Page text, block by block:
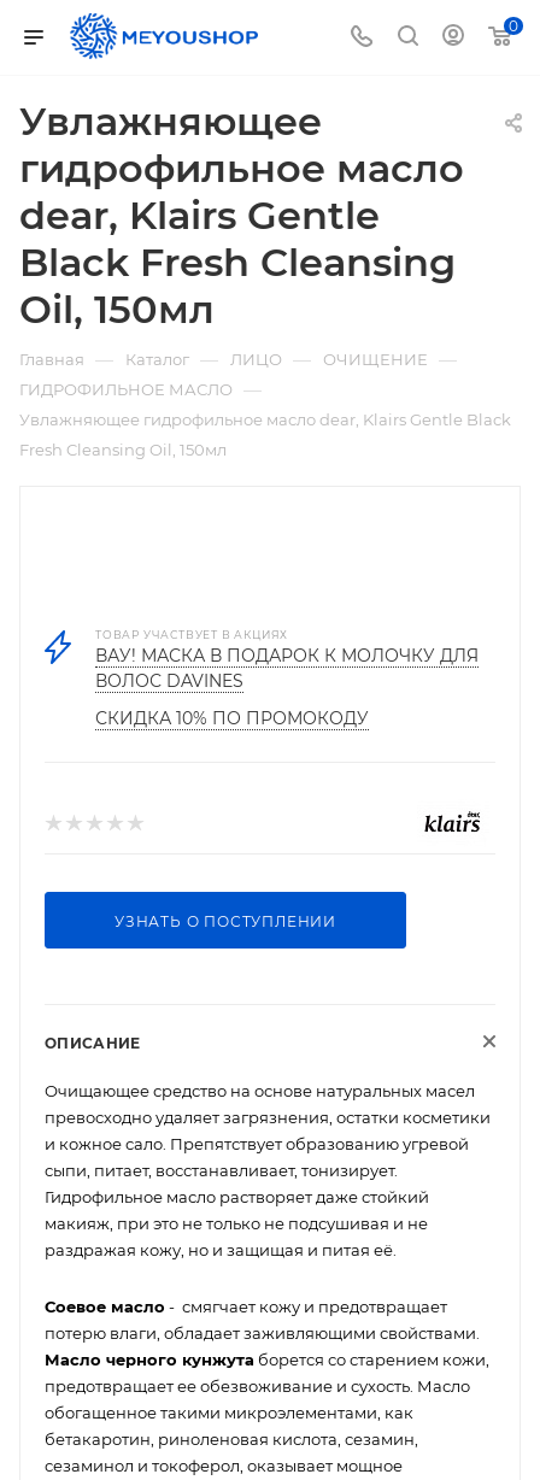
0
Увлажняющее
гидрофильное масло
dear, Klairs Gentle
Black Fresh Cleansing
Oil, 150мл
Главная — Каталог — ЛИЦО — ОЧИЩЕНИЕ —
ГИДРОФИЛЬНОЕ МАСЛО —
Увлажняющее гидрофильное масло dear, Klairs Gentle Black
Fresh Cleansing Oil, 150мл
ТОВАР УЧАСТВУЕТ В АКЦИЯХ
ВАУ! МАСКА В ПОДАРОК К МОЛОЧКУ ДЛЯ
ВОЛОС DAVINES
СКИДКА 10% ПО ПРОМОКОДУ
УЗНАТЬ О ПОСТУПЛЕНИИ
ОПИСАНИЕ
Очищающее средство на основе натуральных масел
превосходно удаляет загрязнения, остатки косметики
и кожное сало. Препятствует образованию угревой
сыпи, питает, восстанавливает, тонизирует.
Гидрофильное масло растворяет даже стойкий
макияж, при это не только не подсушивая и не
раздражая кожу, но и защищая и питая её.
Соевое масло - смягчает кожу и предотвращает
потерю влаги, обладает заживляющими свойствами.
Масло черного кунжута борется со старением кожи,
предотвращает ее обезвоживание и сухость. Масло
обогащенное такими микроэлементами, как
бетакаротин, риноленовая кислота, сезамин,
сезаминол и токоферол, оказывает мощное